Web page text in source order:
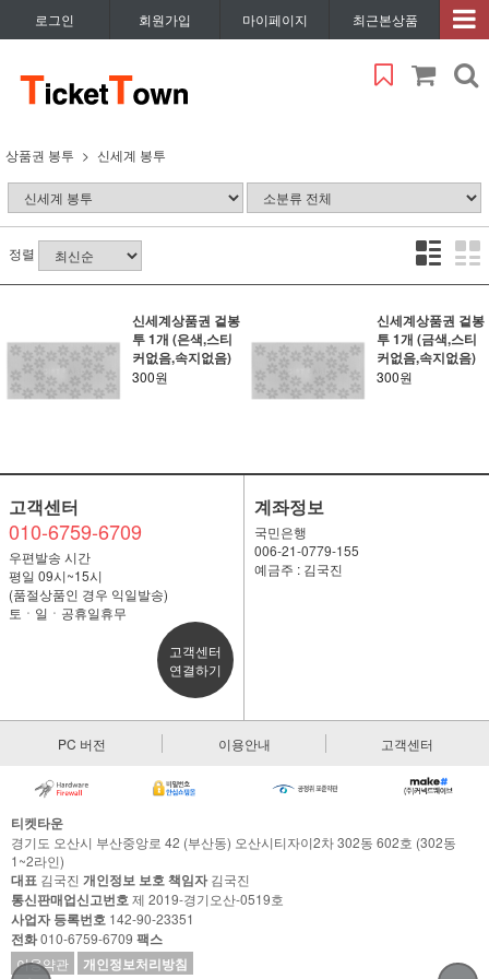
로그인 회원가입 마이페이지 최근본상품
상품권 봉투 신세계 봉투
정렬
신세계상품권 겉봉
투 1개 (은색,스티
커없음,속지없음)
300원
신세계상품권 겉봉
투 1개 (금색,스티
커없음,속지없음)
300원
고객센터
010-6759-6709
우편발송 시간
평일 09시~15시
(품절상품인 경우 익일발송)
토ㆍ일ㆍ공휴일휴무
고객센터
연결하기
계좌정보
국민은행
006-21-0779-155
예금주 : 김국진
PC 버전 이용안내 고객센터
티켓타운
경기도 오산시 부산중앙로 42 (부산동) 오산시티자이2차 302동 602호 (302동
1~2라인)
대표 김국진 개인정보 보호 책임자김국진
통신판매업신고번호제 2019-경기오산-0519호
사업자 등록번호 142-90-23351
전화010-6759-6709 팩스
이용약관 개인정보처리방침